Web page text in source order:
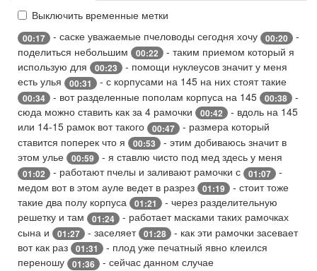
Выключить временные метки
00:17 - саске уважаемые пчеловоды сегодня хочу 00:20
-
поделиться небольшим
00:22
- таким приемом который я
использую для
00:23
- помощи нуклеусов значит у меня
есть улья
00:31 - с корпусами на 145 на них стоят такие
00:34 - вот разделенные пополам корпуса на 145 00:38
-
сюда можно ставить как за 4 рамочки
00:42
- вдоль на 145
или 14-15 рамок вот такого
00:47
- размера который
ставится поперек что я
00:53
- этим добиваюсь значит в
этом улье
00:59 - я ставлю чисто под мед здесь у меня
01:02 - работают пчелы и заливают рамочки с 01:07
-
медом вот в этом ауле ведет в разрез
01:19
- стоит тоже
такие два полу корпуса
01:21
- через разделительную
решетку и там
01:24
- работает масками таких рамочках
сына и
01:27 - заселяет 01:28
- как эти рамочки засевает
вот как раз
01:31
- плод уже печатный явно клеился
переношу
01:36 - сейчас данном случае